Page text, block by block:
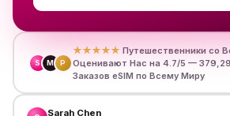
S M P
★★★★★ Путешественники со
Оценивают Нас на 4.7/5 —
Заказов eSIM по Всему Миру
Sarah Chen